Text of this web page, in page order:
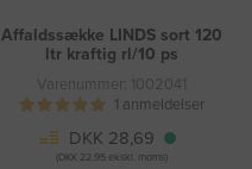
Affaldssække LINDS sort 120
ltr kraftig rl/10 ps
Varenummer: 1002041
1 anmeldelser
DKK 28,69
(DKK 22,95 ekskl. moms)